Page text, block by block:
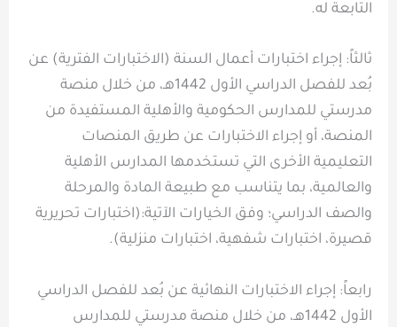
التابعة له.
ثالثاً: إجراء اختبارات أعمال السنة (الاختبارات الفترية) عن
بُعد للفصل الدراسي الأول 1442هـ، من خلال منصة
مدرستي للمدارس الحكومية والأهلية المستفيدة من
المنصة، أو إجراء الاختبارات عن طريق المنصات
التعليمية الأخرى التي تستخدمها المدارس الأهلية
والعالمية، بما يتناسب مع طبيعة المادة والمرحلة
والصف الدراسي؛ وفق الخيارات الآتية:(اختبارات تحريرية
قصيرة، اختبارات شفهية، اختبارات منزلية).
رابعاً: إجراء الاختبارات النهائية عن بُعد للفصل الدراسي
الأول 1442هـ، من خلال منصة مدرستي للمدارس